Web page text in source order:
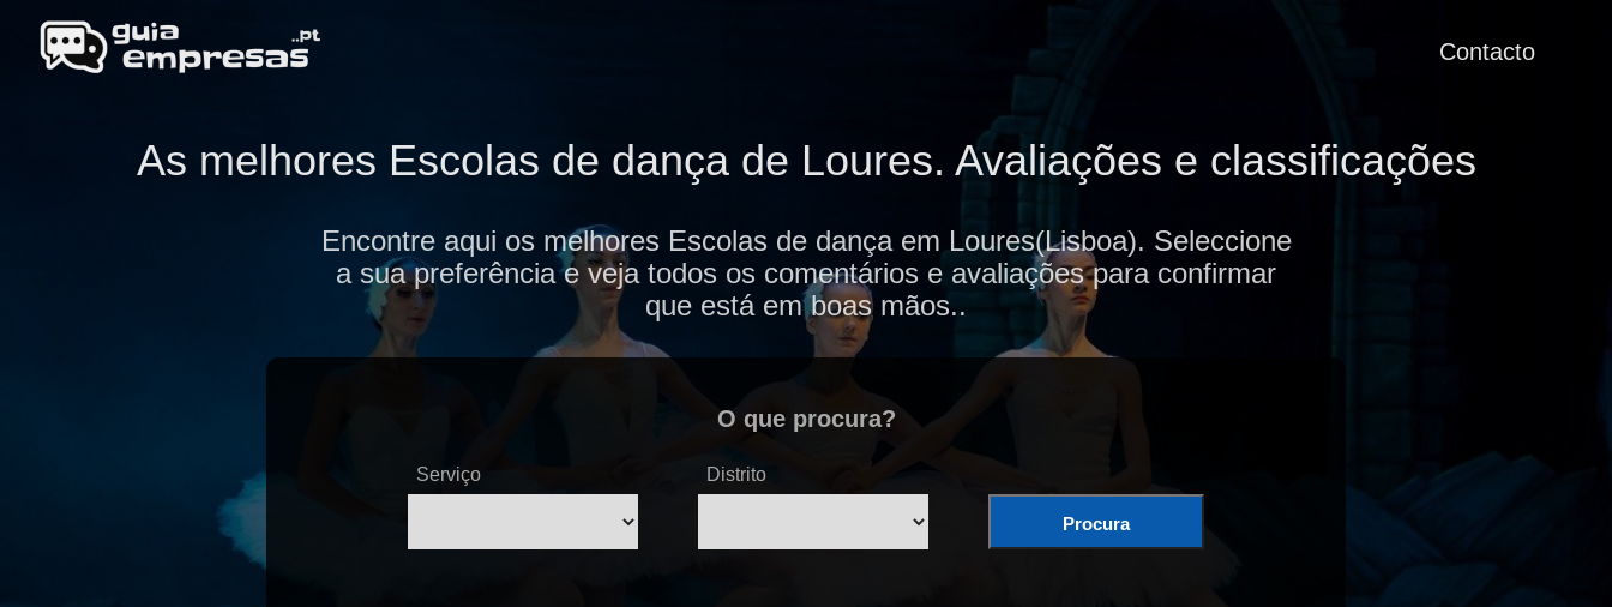
Contacto
As melhores Escolas de dança de Loures. Avaliações e classificações
Encontre aqui os melhores Escolas de dança em Loures(Lisboa). Seleccione
a sua preferência e veja todos os comentários e avaliações para confirmar
que está em boas mãos..
O que procura?
Serviço Distrito
Procura